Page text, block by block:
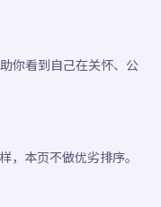
你看到自己在关怀、公
，本页不做优劣排序。